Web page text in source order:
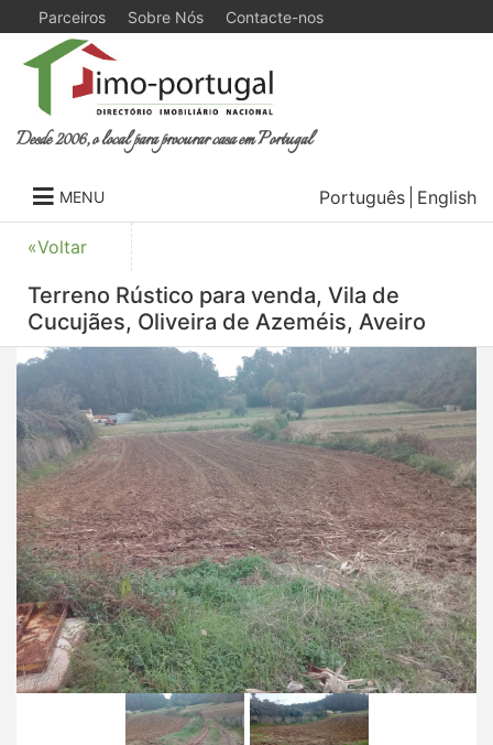
Parceiros Sobre Nós Contacte-nos
Desde 2006, o local para procurar casa em Portugal
MENU Português English
«Voltar
Terreno Rústico para venda, Vila de
Cucujães, Oliveira de Azeméis, Aveiro